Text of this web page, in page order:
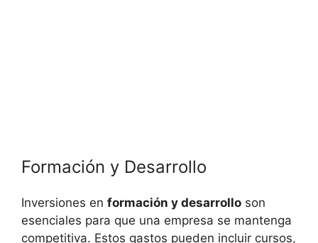
Formación y Desarrollo
Inversiones en formación y desarrollo son
esenciales para que una empresa se mantenga
competitiva. Estos gastos pueden incluir cursos,